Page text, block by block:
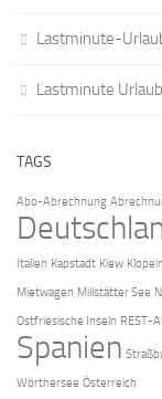
Lastminute-
Lastminute
TAGS
Abo-Abrechnung
Italien Kapstadt Kiew
Mietwagen Millstätter See
Ostfriesische Inseln REST-
Spanien
Wörthersee Österreich